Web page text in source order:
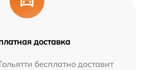
доставка
бесплатно доставит